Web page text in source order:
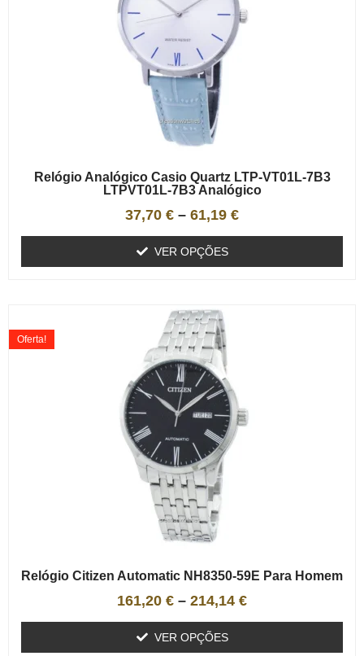
Relógio Analógico Casio Quartz LTP-VT01L-7B3
LTPVT01L-7B3 Analógico
37,70 € – 61,19 €
VER OPÇÕES
Relógio Citizen Automatic NH8350-59E Para Homem
Oferta!
161,20 € – 214,14 €
VER OPÇÕES